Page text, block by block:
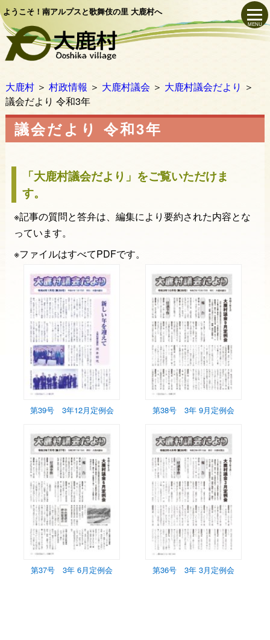
ようこそ！南アルプスと歌舞伎の里 大鹿村へ
MENU
大鹿村 ＞ 村政情報 ＞ 大鹿村議会 ＞ 大鹿村議会だより ＞
議会だより 令和3年
議会だより 令和3年
「大鹿村議会だより」をご覧いただけま
す。
※記事の質問と答弁は、編集により要約された内容とな
っています。
※ファイルはすべてPDFです。
第39号 3年12月定例会 第38号 3年 9月定例会
第37号 3年 6月定例会 第36号 3年 3月定例会